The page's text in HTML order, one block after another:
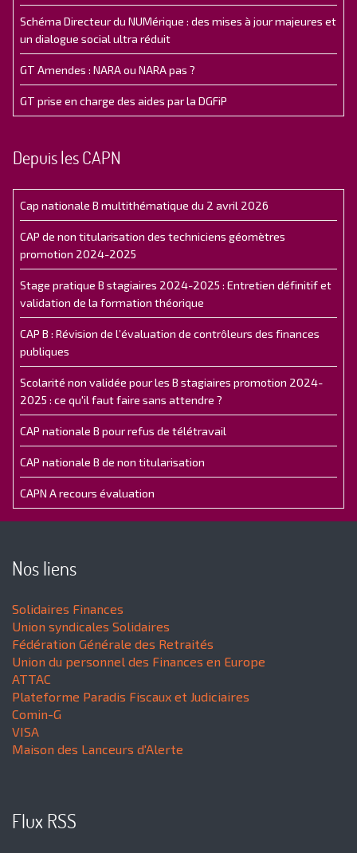
Schéma Directeur du NUMérique : des mises à jour majeures et
un dialogue social ultra réduit
GT Amendes : NARA ou NARA pas ?
GT prise en charge des aides par la DGFiP
Depuis les CAPN
Cap nationale B multithématique du 2 avril 2026
CAP de non titularisation des techniciens géomètres
promotion 2024-2025
Stage pratique B stagiaires 2024-2025 : Entretien définitif et
validation de la formation théorique
CAP B : Révision de l’évaluation de contrôleurs des finances
publiques
Scolarité non validée pour les B stagiaires promotion 2024-
2025 : ce qu'il faut faire sans attendre ?
CAP nationale B pour refus de télétravail
CAP nationale B de non titularisation
CAPN A recours évaluation
Nos liens
Solidaires Finances
Union syndicales Solidaires
Fédération Générale des Retraités
Union du personnel des Finances en Europe
ATTAC
Plateforme Paradis Fiscaux et Judiciaires
Comin-G
VISA
Maison des Lanceurs d'Alerte
Flux RSS